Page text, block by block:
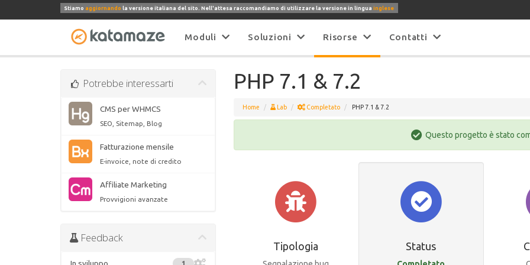
Stiamoaggiornando la versione italiana del sito. Nell'attesa raccomandiamo di utilizzare la versione in linguainglese
Moduli Soluzioni Risorse Contatti
Potrebbe interessarti
CMS per WHMCS
SEO, Sitemap, Blog
Fatturazione mensile
E-invoice, note di credito
Affiliate Marketing
Provvigioni avanzate
Feedback
PHP 7.1 & 7.2
Home Lab Completato PHP 7.1 & 7.2
Questo progetto è stato
Tipologia Status